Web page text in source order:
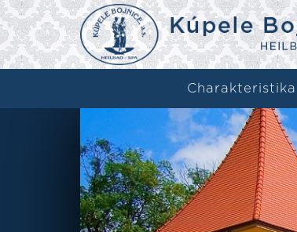
Charakteristika